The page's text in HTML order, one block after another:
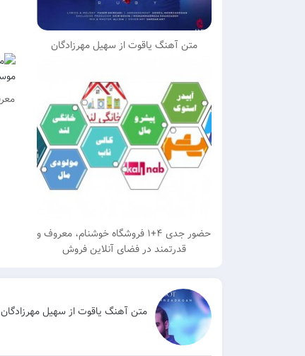
متن آهنگ یاقوت از سهیل مهرزادگان
حضور جدی ۴+۱ فروشگاه خوشنام، معروف و
قدرتمند در فضای آنلاین فروش
متن آهنگ یاقوت از سهیل مهرزادگان